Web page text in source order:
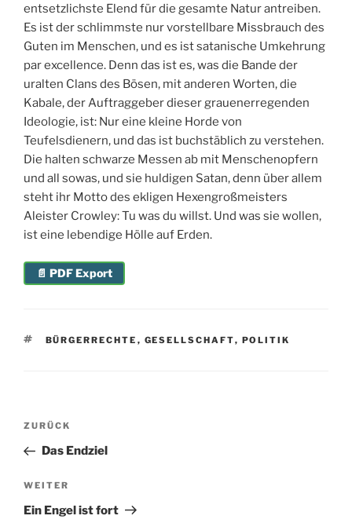
entsetzlichste Elend für die gesamte Natur antreiben.
Es ist der schlimmste nur vorstellbare Missbrauch des
Guten im Menschen, und es ist satanische Umkehrung
par excellence. Denn das ist es, was die Bande der
uralten Clans des Bösen, mit anderen Worten, die
Kabale, der Auftraggeber dieser grauenerregenden
Ideologie, ist: Nur eine kleine Horde von
Teufelsdienern, und das ist buchstäblich zu verstehen.
Die halten schwarze Messen ab mit Menschenopfern
und all sowas, und sie huldigen Satan, denn über allem
steht ihr Motto des ekligen Hexengroßmeisters
Aleister Crowley: Tu was du willst. Und was sie wollen,
ist eine lebendige Hölle auf Erden.
📄 PDF Export
SCHLAGWÖRTER
BÜRGERRECHTE , GESELLSCHAFT, POLITIK
Beitragsnavigation
Vorheriger
Beitrag
ZURÜCK
Das Endziel
Nächster
Beitrag
WEITER
Ein Engel ist fort